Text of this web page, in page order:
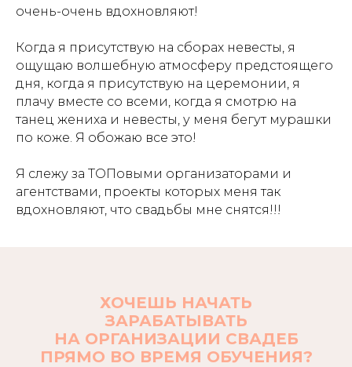
очень-очень вдохновляют!
Когда я присутствую на сборах невесты, я
ощущаю волшебную атмосферу предстоящего
дня, когда я присутствую на церемонии, я
плачу вместе со всеми, когда я смотрю на
танец жениха и невесты, у меня бегут мурашки
по коже. Я обожаю все это!
Я слежу за ТОПовыми организаторами и
агентствами, проекты которых меня так
вдохновляют, что свадьбы мне снятся!!!
ХОЧЕШЬ НАЧАТЬ
ЗАРАБАТЫВАТЬ
НА ОРГАНИЗАЦИИ СВАДЕБ
ПРЯМО ВО ВРЕМЯ ОБУЧЕНИЯ?